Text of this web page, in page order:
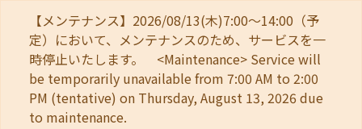
【メンテナンス】2026/08/13(木)7:00～14:00（予
定）において、メンテナンスのため、サービスを一
時停止いたします。 <Maintenance> Service will
be temporarily unavailable from 7:00 AM to 2:00
PM (tentative) on Thursday, August 13, 2026 due
to maintenance.